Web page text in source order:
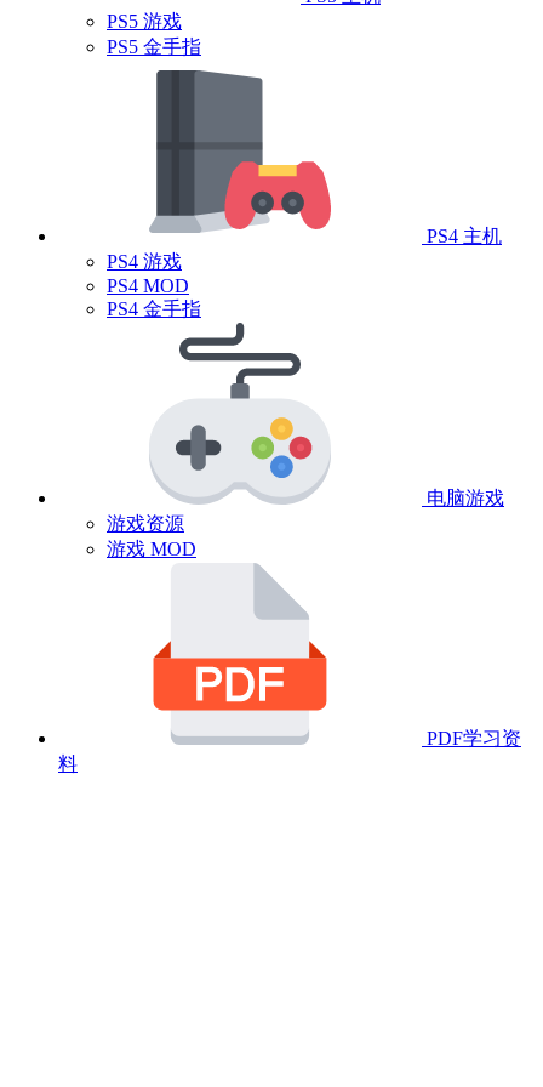
PS5 游戏
PS5 金手指
PS4 主机
PS4 游戏
PS4 MOD
PS4 金手指
电脑游戏
游戏资源
游戏 MOD
PDF学习资
料